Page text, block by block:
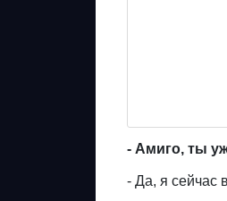
- Амиго, ты
- Да, я сейчас